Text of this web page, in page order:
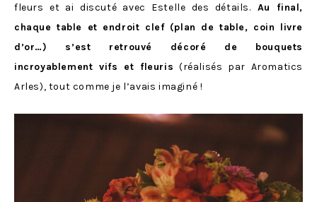
fleurs et ai discuté avec Estelle des détails. Au final,
chaque table et endroit clef (plan de table, coin livre
d’or…) s’est retrouvé décoré de bouquets
incroyablement vifs et fleuris (réalisés par Aromatics
Arles), tout comme je l’avais imaginé !